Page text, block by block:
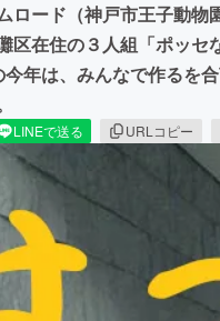
ロード（神戸市王子動
区在住の３人組「ポッ
年は、みんなで作るを
LINEで送る URLコピー